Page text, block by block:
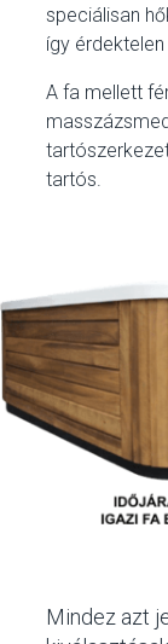
speciálisan
így
A fa mellett
tartós.
Mindez azt